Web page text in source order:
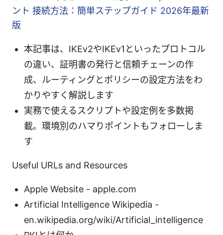
ント 接続方法：簡単ステップガイド 2026年最新
版
本記事は、IKEv2やIKEv1といったプロトコル
の違い、証明書の発行と信頼チェーンの作
成、ルーティングとポリシーの設定方法をわ
かりやすく解説します
実務で使えるスクリプトや設定例を多数掲
載。環境別のハマりポイントもフォローしま
す
Useful URLs and Resources
Apple Website - apple.com
Artificial Intelligence Wikipedia -
en.wikipedia.org/wiki/Artificial_intelligence